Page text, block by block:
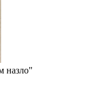
назло"